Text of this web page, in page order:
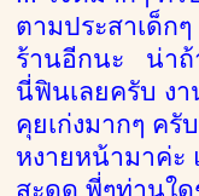
ตามประสาเด็ก
ร้านอีกนะ น่าถ้า
นี่ฟินเลยครับ ง
คุยเก่งมากๆ ครั
หงายหน้ามาค่ะ
สะดุด พี่ๆท่านใด